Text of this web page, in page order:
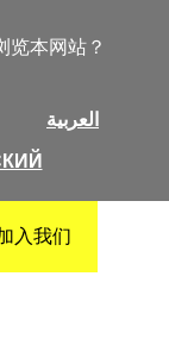
览本网站？
العربية
入我们